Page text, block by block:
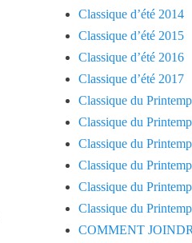
Classique d’été 2014
Classique d’été 2015
Classique d’été 2016
Classique d’été 2017
Classique du
Classique du
Classique du
Classique du
Classique du
Classique du
COMMENT